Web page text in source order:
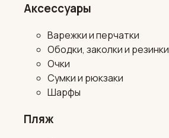
Аксессуары
Варежки и перчатки
Ободки, заколки и резинки
Очки
Сумки и рюкзаки
Шарфы
Пляж